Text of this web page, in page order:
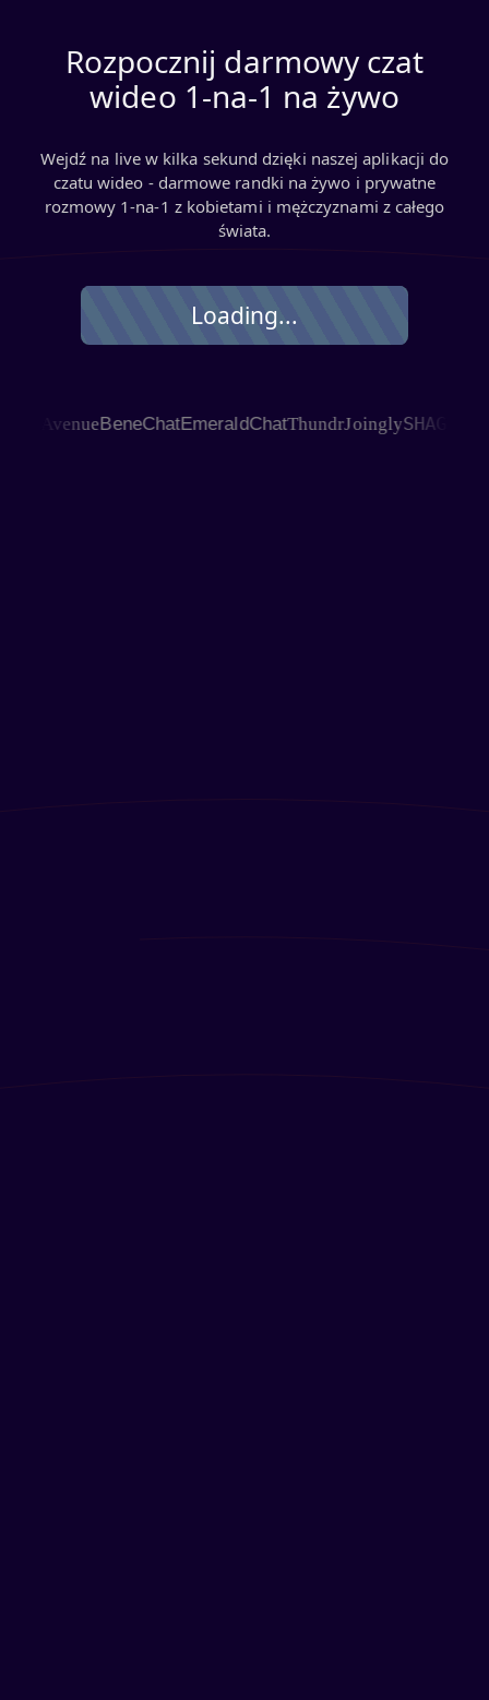
Rozpocznij darmowy czat
wideo 1‑na‑1 na żywo
Wejdź na live w kilka sekund dzięki naszej aplikacji do
czatu wideo - darmowe randki na żywo i prywatne
rozmowy 1‑na‑1 z kobietami i mężczyznami z całego
świata.
Loading...
BeneChatEmeraldChatThundrJoinglySHAGLE